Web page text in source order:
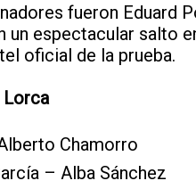
fueron Eduard
un espectacular salto
oficial de la prueba.
Lorca
Chamorro
– Alba Sánchez